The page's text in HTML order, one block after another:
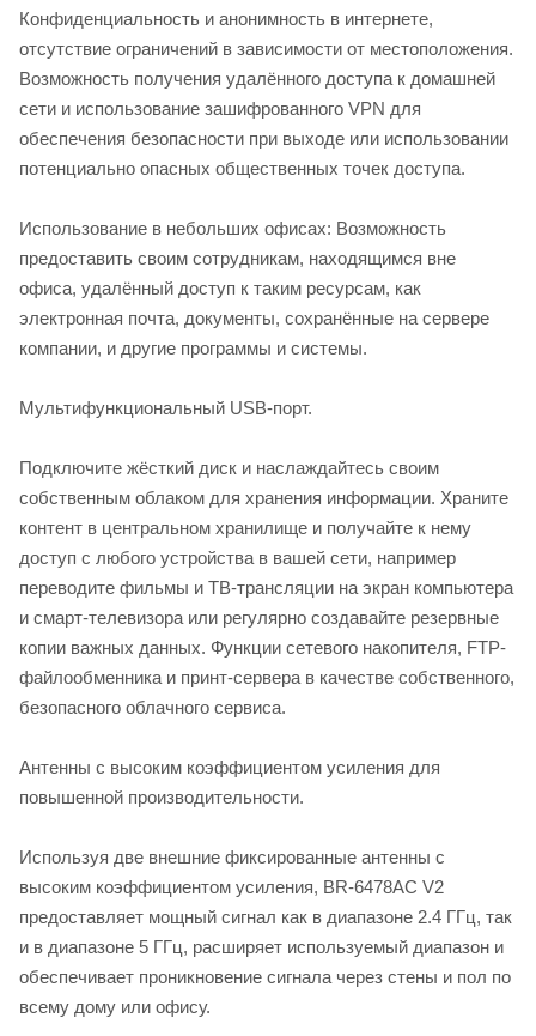
Конфиденциальность и анонимность в интернете,
отсутствие ограничений в зависимости от местоположения.
Возможность получения удалённого доступа к домашней
сети и использование зашифрованного VPN для
обеспечения безопасности при выходе или использовании
потенциально опасных общественных точек доступа.
Использование в небольших офисах: Возможность
предоставить своим сотрудникам, находящимся вне
офиса, удалённый доступ к таким ресурсам, как
электронная почта, документы, сохранённые на сервере
компании, и другие программы и системы.
Мультифункциональный USB-порт.
Подключите жёсткий диск и наслаждайтесь своим
собственным облаком для хранения информации. Храните
контент в центральном хранилище и получайте к нему
доступ с любого устройства в вашей сети, например
переводите фильмы и ТВ-трансляции на экран компьютера
и смарт-телевизора или регулярно создавайте резервные
копии важных данных. Функции сетевого накопителя, FTP-
файлообменника и принт-сервера в качестве собственного,
безопасного облачного сервиса.
Антенны с высоким коэффициентом усиления для
повышенной производительности.
Используя две внешние фиксированные антенны с
высоким коэффициентом усиления, BR-6478AC V2
предоставляет мощный сигнал как в диапазоне 2.4 ГГц, так
и в диапазоне 5 ГГц, расширяет используемый диапазон и
обеспечивает проникновение сигнала через стены и пол по
всему дому или офису.